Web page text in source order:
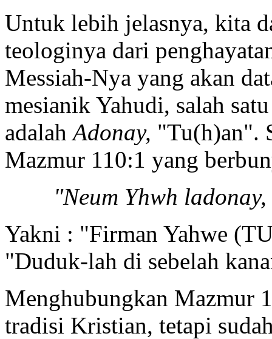
Untuk lebih jelasnya, kita
teologinya dari
Messiah-Nya yang akan
mesianik Yahudi, salah
adalahAdonay, "Tu(h)an".
Mazmur 110:1 yang
"Neum Yhwh
Yakni : "Firman Yahwe
"Duduk-lah di sebelah
Menghubungkan Mazmur
tradisi Kristian, tetapi